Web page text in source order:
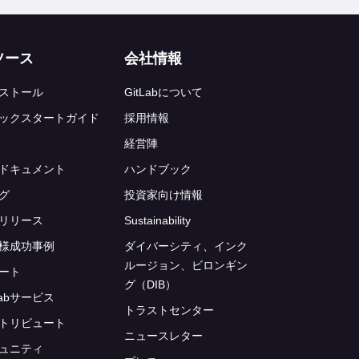
ース
トール
クスタートガイド
キュメント
リース
成功事例
ト
サービス
リビュート
ニティ
会社情報
GitLabについて
採用情報
経営陣
ハンドブック
投資家向け情報
Sustainability
ダイバーシティ、インク
ルージョン、ビロンギン
グ（DIB）
トラストセンター
ニュースレター